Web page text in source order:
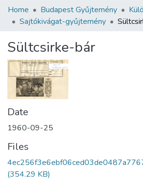
Communities & Collections
Statistics
About us
Home Budapest Gyűjtemény
Sajtókivágat-gyűjtemény
Sültcsirke-bár
Date
1960-09-25
Files
(354.29 KB)